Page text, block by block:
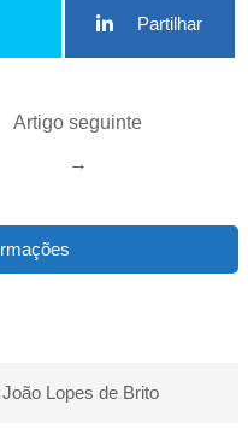
Partilhar
Artigo seguinte
→
Lopes de Brito